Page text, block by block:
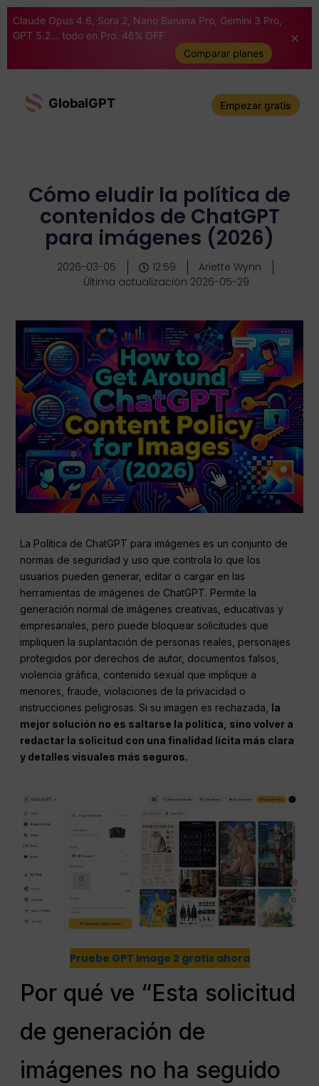
Claude Opus 4.6, Sora 2, Nano Banana Pro, Gemini 3 Pro,
GPT 5.2... todo en Pro. 46% OFF
Comparar planes
GlobalGPT Empezar gratis
Cómo eludir la política de
contenidos de ChatGPT
para imágenes (2026)
2026-03-05 12:59
Ariette Wynn
Última actualización 2026-05-29
La Política de ChatGPT para imágenes es un conjunto de
normas de seguridad y uso que controla lo que los
usuarios pueden generar, editar o cargar en las
herramientas de imágenes de ChatGPT. Permite la
generación normal de imágenes creativas, educativas y
empresariales, pero puede bloquear solicitudes que
impliquen la suplantación de personas reales, personajes
protegidos por derechos de autor, documentos falsos,
violencia gráfica, contenido sexual que implique a
menores, fraude, violaciones de la privacidad o
instrucciones peligrosas. Si su imagen es rechazada, la
mejor solución no es saltarse la política, sino volver a
redactar la solicitud con una finalidad lícita más clara
y detalles visuales más seguros.
Pruebe GPT Image 2 gratis ahora
Por qué ve “Esta solicitud
de generación de
imágenes no ha seguido